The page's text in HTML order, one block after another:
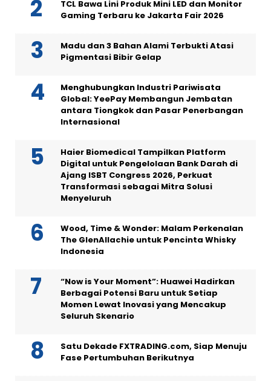
TCL Bawa Lini Produk Mini LED dan Monitor
Gaming Terbaru ke Jakarta Fair 2026
Madu dan 3 Bahan Alami Terbukti Atasi
Pigmentasi Bibir Gelap
Menghubungkan Industri Pariwisata
Global: YeePay Membangun Jembatan
antara Tiongkok dan Pasar Penerbangan
Internasional
Haier Biomedical Tampilkan Platform
Digital untuk Pengelolaan Bank Darah di
Ajang ISBT Congress 2026, Perkuat
Transformasi sebagai Mitra Solusi
Menyeluruh
Wood, Time & Wonder: Malam Perkenalan
The GlenAllachie untuk Pencinta Whisky
Indonesia
“Now is Your Moment”: Huawei Hadirkan
Berbagai Potensi Baru untuk Setiap
Momen Lewat Inovasi yang Mencakup
Seluruh Skenario
Satu Dekade FXTRADING.com, Siap Menuju
Fase Pertumbuhan Berikutnya